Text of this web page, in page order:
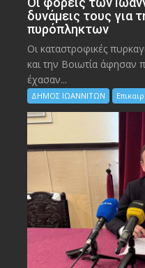
δυνάμεις τους για
πυρόπληκτων
Οι καταστροφικές
και την Bοιωτία
έχασαν...
ΔΗΜΟΣ ΙΩΑΝΝΙΤΩΝ